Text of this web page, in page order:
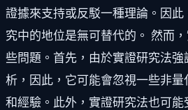
證據來支持或反駁一種理論。因
究中的地位是無可替代的。 然而
些問題。首先，由於實證研究法
析，因此，它可能會忽視一些非
和經驗。此外，實證研究法也可